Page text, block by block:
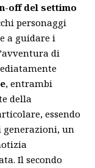
off del settimo
personaggi
a guidare i
di
, entrambi
della
essendo
un
Il secondo